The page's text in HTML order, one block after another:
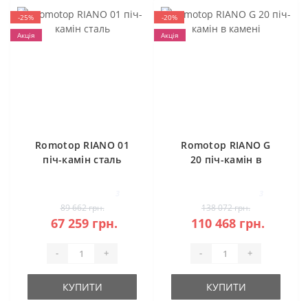
-25%
Акція
Romotop RIANO 01
піч-камін сталь
89 662 грн.
67 259 грн.
- +
КУПИТИ
-20%
Акція
Romotop RIANO G
20 піч-камін в
138 072 грн.
110 468 грн.
- +
КУПИТИ